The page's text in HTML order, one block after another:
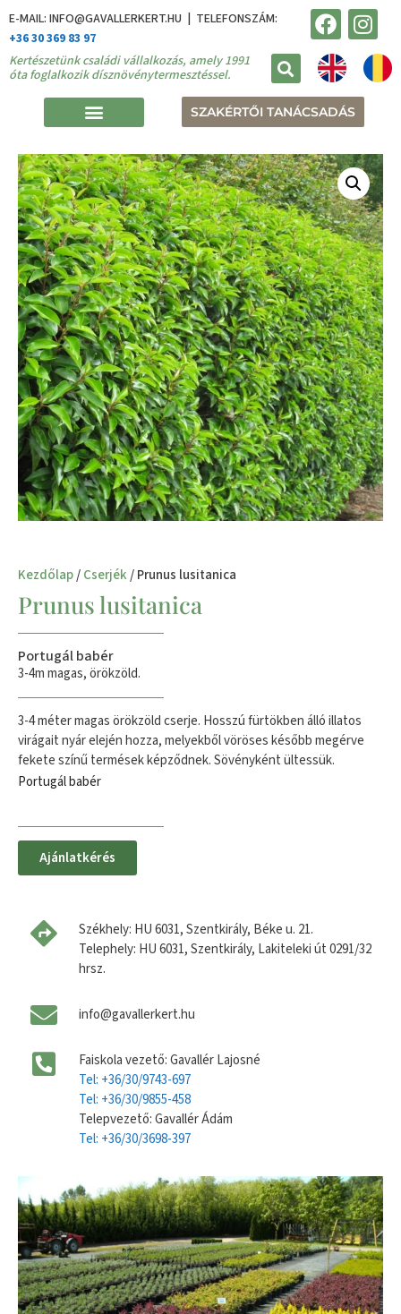
E-MAIL: INFO@GAVALLERKERT.HU | TELEFONSZÁM:
+36 30 369 83 97
Kertészetünk családi vállalkozás, amely 1991
óta foglalkozik dísznövénytermesztéssel.
SZAKÉRTŐI TANÁCSADÁS
Kezdőlap/Cserjék/ Prunus lusitanica
Prunus lusitanica
Portugál babér
3-4m magas, örökzöld.
3-4 méter magas örökzöld cserje. Hosszú fürtökben álló illatos
virágait nyár elején hozza, melyekből vöröses később megérve
fekete színű termések képződnek. Sövényként ültessük.
Portugál babér
Ajánlatkérés
Székhely: HU 6031, Szentkirály, Béke u. 21.
Telephely: HU 6031, Szentkirály, Lakiteleki út 0291/32
hrsz.
info@gavallerkert.hu
Faiskola vezető: Gavallér Lajosné
Tel: +36/30/9743-697
Tel: +36/30/9855-458
Telepvezető: Gavallér Ádám
Tel: +36/30/3698-397